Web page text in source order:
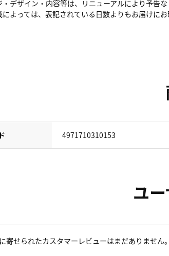
デザイン・内容等は、リニューアルにより予告
よっては、表記されている日数よりもお届けにお
4971710310153
ユ
寄せられたカスタマーレビューはまだありません。